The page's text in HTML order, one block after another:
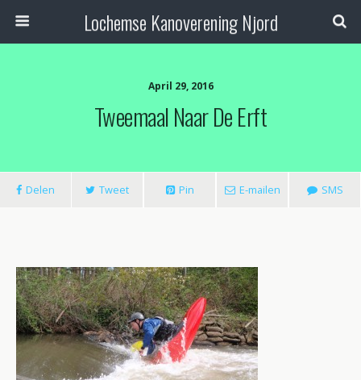
Lochemse Kanoverening Njord
April 29, 2016
Tweemaal Naar De Erft
Delen Tweet Pin E-mailen SMS